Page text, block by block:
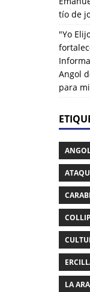
tío de
"Yo
Angol
para
LA